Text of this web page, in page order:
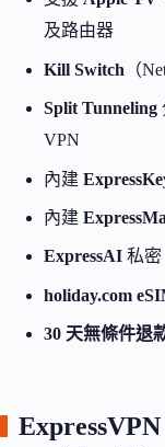
及路由器
Kill Switch （
Split Tunneling
VPN
內建
內建
ExpressAI 私密
holiday.com
30 天無條件退